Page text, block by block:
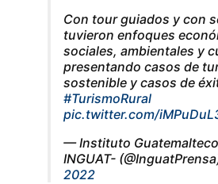
Con tour guiados y con
tuvieron enfoques
sociales, ambientales y
presentando casos de
sostenible y casos de
#TurismoRural
pic.twitter.com/
— Instituto
INGUAT-
2022